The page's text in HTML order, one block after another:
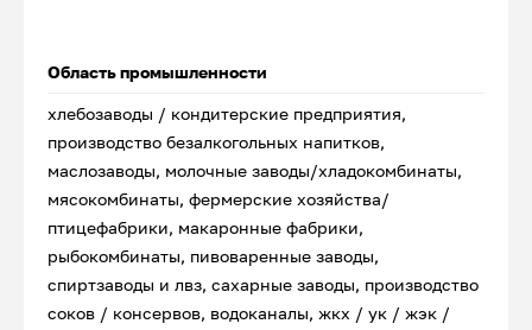
Область промышленности
хлебозаводы / кондитерские предприятия,
производство безалкогольных напитков,
маслозаводы, молочные заводы/хладокомбинаты,
мясокомбинаты, фермерские хозяйства/
птицефабрики, макаронные фабрики,
рыбокомбинаты, пивоваренные заводы,
спиртзаводы и лвз, сахарные заводы, производство
соков / консервов, водоканалы, жкх / ук / жэк /